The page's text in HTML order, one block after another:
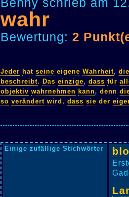
wahr
Bewertung: 2
Jeder hat seine eigene Wahrheit, die
beschreibt. Das einzige, dass für
objektiv wahrnehmen kann, denn
so verändert wird , dass sie der
Einige zufällige Stichwörter